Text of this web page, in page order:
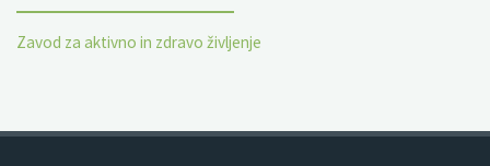
Zavod za aktivno in zdravo življenje